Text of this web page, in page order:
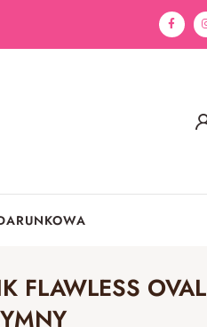
FLAWLESS OVAL